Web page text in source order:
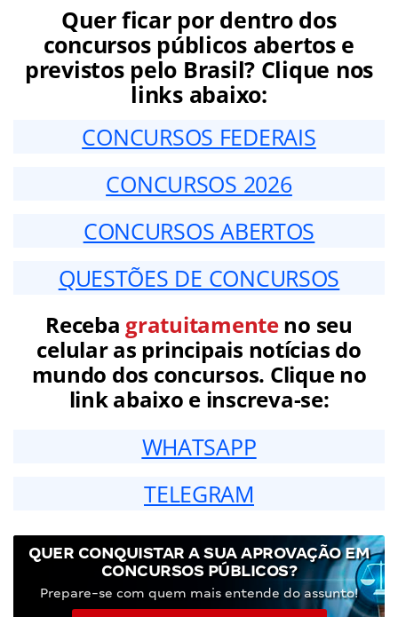
Quer ficar por dentro dos
concursos públicos abertos e
previstos pelo Brasil? Clique nos
links abaixo:
CONCURSOS FEDERAIS
CONCURSOS 2026
CONCURSOS ABERTOS
QUESTÕES DE CONCURSOS
Receba gratuitamenteno seu
celular as principais notícias do
mundo dos concursos. Clique no
link abaixo e inscreva-se:
WHATSAPP
TELEGRAM
QUER CONQUISTAR A SUA APROVAÇÃO EM
CONCURSOS PÚBLICOS?
Prepare-se com quem mais entende do assunto!